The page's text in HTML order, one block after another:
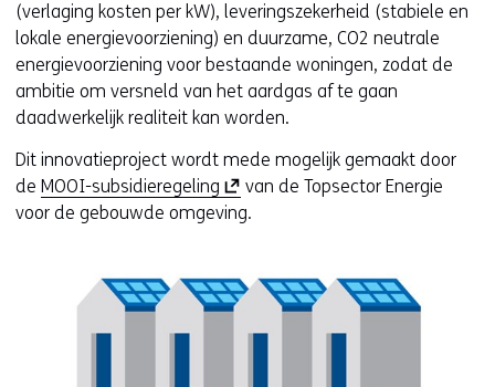
(verlaging kosten per kW), leveringszekerheid (stabiele en
lokale energievoorziening) en duurzame, CO2 neutrale
energievoorziening voor bestaande woningen, zodat de
ambitie om versneld van het aardgas af te gaan
daadwerkelijk realiteit kan worden.
Dit innovatieproject wordt mede mogelijk gemaakt door
de MOOI-subsidieregeling (
o
n
t
van de Topsector Energie
voor de gebouwde omgeving.